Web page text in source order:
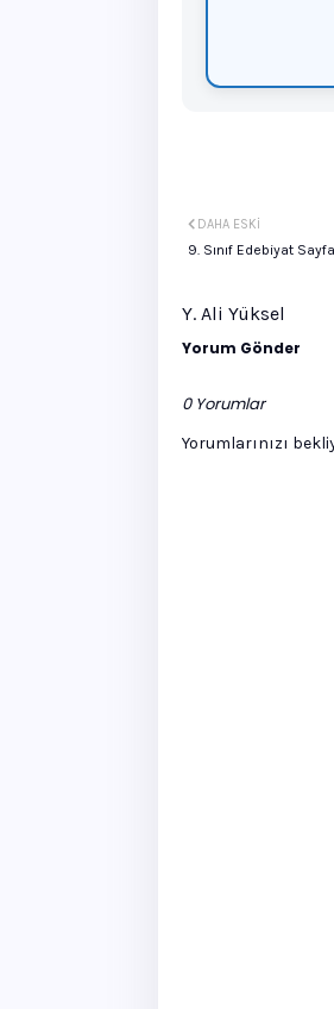
DAHA ESKI
9. Sınıf Edebiyat
Y. Ali Yüksel
Yorum Gönder
0 Yorumlar
Yorumlarınızı